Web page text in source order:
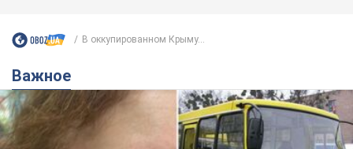
В оккупированном Крыму...
Важное